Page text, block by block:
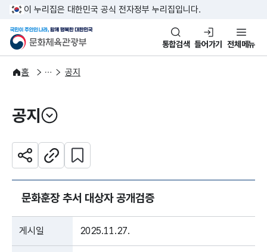
본문 바로가기
주메뉴 바로가기
이 누리집은 대한민국 공식 전자정부 누리집입니다.
문화체육관광부
국민이 주인인 나라, 함께 행복
통합검색 들어가기 전체메뉴
홈
알림·소식
알림 공지
공지
열기
공유하기주소복사
관심 콘텐츠 설정하기
문화훈장 추서 대상자 공개검증
게시일 2025.11.27.